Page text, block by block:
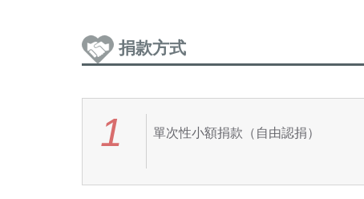
捐款方式
1 單次性小額捐款（自由認捐）